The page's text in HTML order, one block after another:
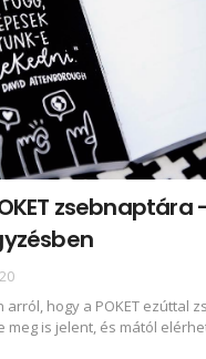
zsebnaptára
hogy a POKET ezúttal
meg is jelent, és mától